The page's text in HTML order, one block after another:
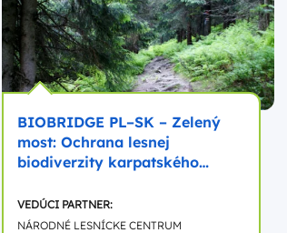
BIOBRIDGE PL–SK – Zelený
most: Ochrana lesnej
biodiverzity karpatského
VEDÚCI PARTNER:
NÁRODNÉ LESNÍCKE CENTRUM